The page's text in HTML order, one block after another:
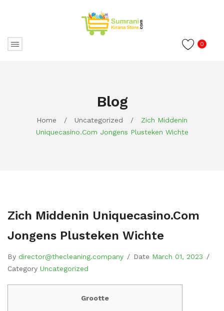
0
Blog
Home / Uncategorized /
Zich Middenin
Uniquecasino.com Jongens Plusteken Wichte
Zich Middenin Uniquecasino.com
Jongens Plusteken Wichte
By director@thecleaning.company / Date March 01, 2023 /
Category Uncategorized
Grootte